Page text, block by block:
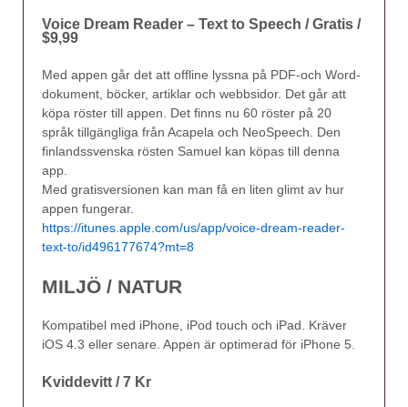
Voice Dream Reader – Text to Speech / Gratis /
$9,99
Med appen går det att offline lyssna på PDF-och Word-
dokument, böcker, artiklar och webbsidor. Det går att
köpa röster till appen. Det finns nu 60 röster på 20
språk tillgängliga från Acapela och NeoSpeech. Den
finlandssvenska rösten Samuel kan köpas till denna
app.
Med gratisversionen kan man få en liten glimt av hur
appen fungerar.
https://itunes.apple.com/us/app/voice-dream-reader-
text-to/id496177674?mt=8
MILJÖ / NATUR
Kompatibel med iPhone, iPod touch och iPad. Kräver
iOS 4.3 eller senare. Appen är optimerad för iPhone 5.
Kviddevitt / 7 Kr